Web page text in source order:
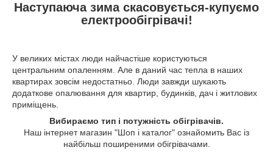
Наступаюча зима скасовується-купуємо
електрообігрівачі!
У великих містах люди найчастіше користуються
центральним опаленням. Але в даний час тепла в наших
квартирах зовсім недостатньо. Люди завжди шукають
додаткове опалювання для квартир, будинків, дач і житлових
приміщень.
Вибираємо тип і потужність обігрівачів.
Наш інтернет магазин "Шоп і каталог" ознайомить Вас із
найбільш поширеними обігрівачами.